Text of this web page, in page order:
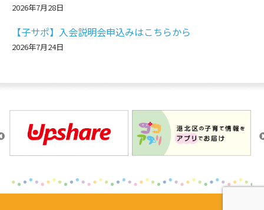
2026年7月28日
【子サポ】入会説明会申込みはこちらから
2026年7月24日